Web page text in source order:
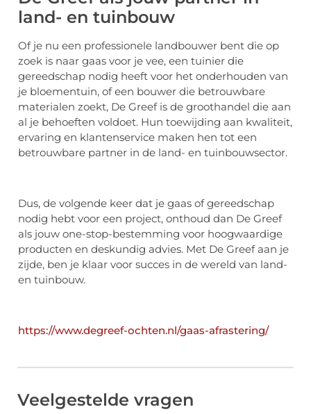
land- en tuinbouw
Of je nu een professionele landbouwer bent die op
zoek is naar gaas voor je vee, een tuinier die
gereedschap nodig heeft voor het onderhouden van
je bloementuin, of een bouwer die betrouwbare
materialen zoekt, De Greef is de groothandel die aan
al je behoeften voldoet. Hun toewijding aan kwaliteit,
ervaring en klantenservice maken hen tot een
betrouwbare partner in de land- en tuinbouwsector.
Dus, de volgende keer dat je gaas of gereedschap
nodig hebt voor een project, onthoud dan De Greef
als jouw one-stop-bestemming voor hoogwaardige
producten en deskundig advies. Met De Greef aan je
zijde, ben je klaar voor succes in de wereld van land-
en tuinbouw.
https://www.degreef-ochten.nl/gaas-afrastering/
Veelgestelde vragen